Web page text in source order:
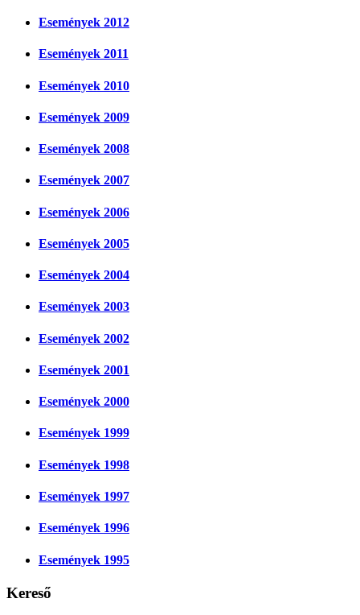
Események 2012
Események 2011
Események 2010
Események 2009
Események 2008
Események 2007
Események 2006
Események 2005
Események 2004
Események 2003
Események 2002
Események 2001
Események 2000
Események 1999
Események 1998
Események 1997
Események 1996
Események 1995
Kereső